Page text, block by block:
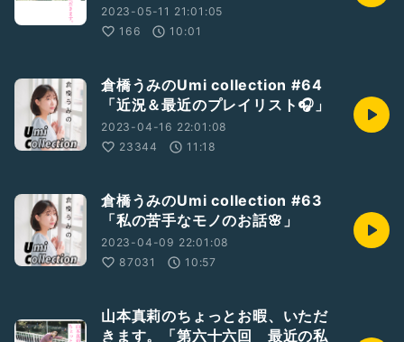
2023-05-11 21:01:05
166
10:01
倉橋うみのUmi collection #64
「近況＆最近のプレイリスト🎧」
2023-04-16 22:01:08
23344
11:18
倉橋うみのUmi collection #63
「私の苦手なモノのお話🌸」
2023-04-09 22:01:08
87031
10:57
山本真莉のちょっとお暇、いただ
きます。「第六十六回 最近の私